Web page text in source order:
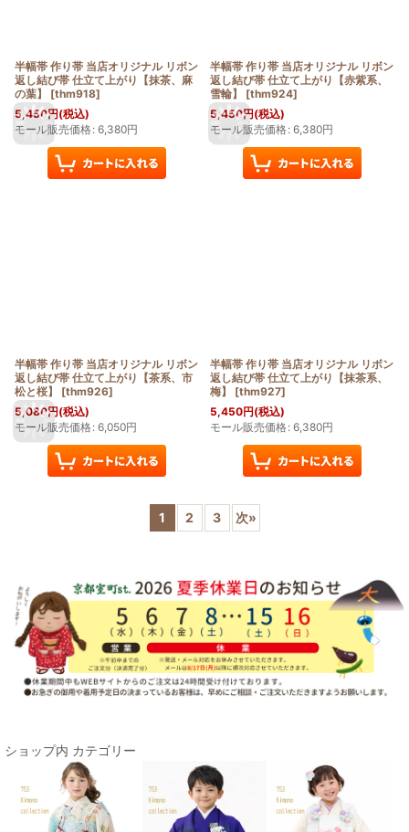
半幅帯 作り帯 当店オリジナル リボン
返し結び帯 仕立て上がり【抹茶、麻
の葉】
[thm918]
5,450円(税込)
モール販売価格: 6,380円
半幅帯 作り帯 当店オリジナル リボン
返し結び帯 仕立て上がり【赤紫系、
雪輪】
[thm924]
5,450円(税込)
モール販売価格: 6,380円
半幅帯 作り帯 当店オリジナル リボン
返し結び帯 仕立て上がり【茶系、市
松と桜】
[thm926]
5,080円(税込)
モール販売価格: 6,050円
半幅帯 作り帯 当店オリジナル リボン
返し結び帯 仕立て上がり【抹茶系、
梅】
[thm927]
5,450円(税込)
モール販売価格: 6,380円
1 2 3 次»
ショップ内 カテゴリー